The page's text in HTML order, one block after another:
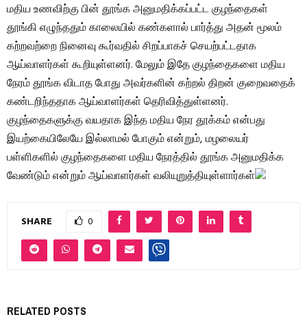
மதிய உணவிற்கு பின் தூங்க அனுமதிக்கப்பட்ட குழந்தைகள்
தூங்கி எழுந்ததும் காலையில் கண்களால் பார்த்து அதன் மூலம்
கற்றவற்றை நினைவு கூர்வதில் சிறப்பாகச் செயற்பட்டதாக
ஆய்வாளர்கள் கூறியுள்ளனர். மேலும் இதே குழந்தைகளை மதிய
நேரம் தூங்க விடாத போது அவர்களின் கற்றல் திறன் குறைவதைக்
கண்டறிந்ததாக ஆய்வாளர்கள் தெரிவித்துள்ளனர்.
குழந்தைகளுக்கு வயதாக இந்த மதிய நேர தூக்கம் என்பது
இயற்கையிலேயே இல்லாமல் போகும் என்றும், மழலையர்
பள்ளிகளில் குழந்தைகளை மதிய நேரத்தில் தூங்க அனுமதிக்க
வேண்டும் என்றும் ஆய்வாளர்கள் வலியுறுத்தியுள்ளார்கள்
SHARE 0
RELATED POSTS